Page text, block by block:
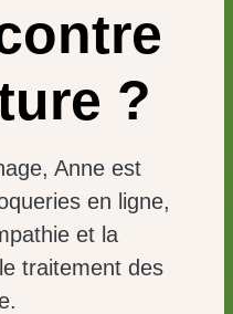
?
Anne est
en ligne,
et la
traitement des